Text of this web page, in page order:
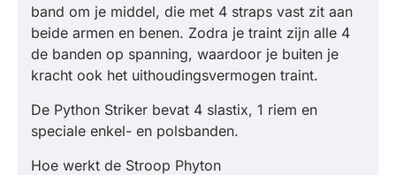
band om je middel, die met 4 straps vast zit aan
beide armen en benen. Zodra je traint zijn alle 4
de banden op spanning, waardoor je buiten je
kracht ook het uithoudingsvermogen traint.
De Python Striker bevat 4 slastix, 1 riem en
speciale enkel- en polsbanden.
Hoe werkt de Stroop Phyton